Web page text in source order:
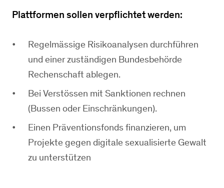
Plattformen sollen verpflichtet werden:
Regelmässige Risikoanalysen durchführen
und einer zuständigen Bundesbehörde
Rechenschaft ablegen.
Bei Verstössen mit Sanktionen rechnen
(Bussen oder Einschränkungen).
Einen Präventionsfonds finanzieren, um
Projekte gegen digitale sexualisierte Gewalt
zu unterstützen